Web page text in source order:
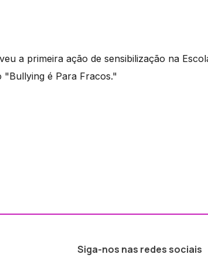
a primeira ação de sensibilização na
é Para Fracos."
Siga-nos nas redes sociais